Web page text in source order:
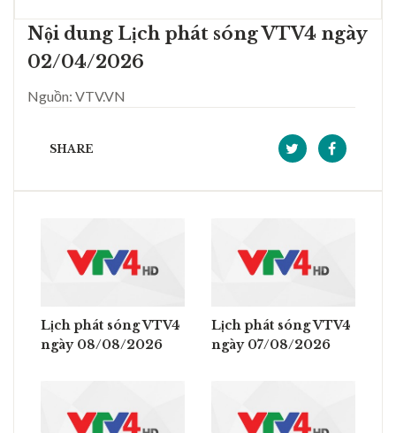
Nội dung Lịch phát sóng VTV4 ngày
02/04/2026
Nguồn: VTV.VN
SHARE
Lịch phát sóng VTV4
ngày 08/08/2026
Lịch phát sóng VTV4
ngày 07/08/2026